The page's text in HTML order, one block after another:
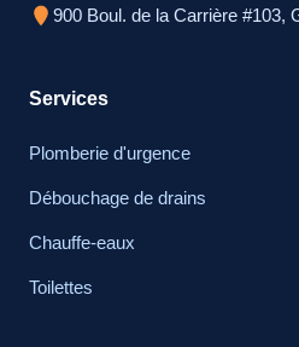
900 Boul. de la Carrière #103,
Services
Plomberie d'urgence
Débouchage de drains
Chauffe-eaux
Toilettes